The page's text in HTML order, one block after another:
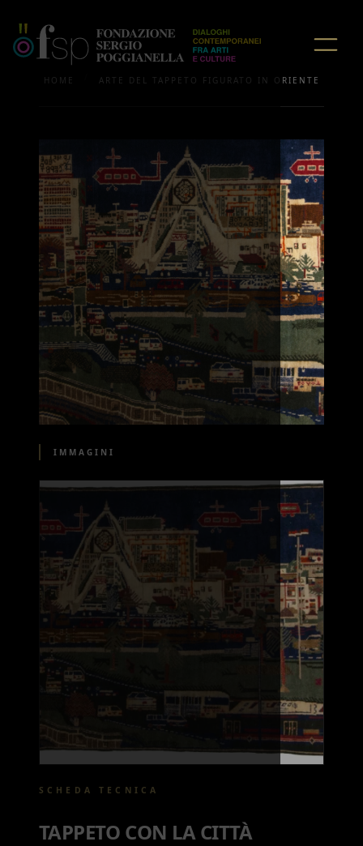
HOME ARTE DEL TAPPETO FIGURATO IN ORIENTE
IMMAGINI
SCHEDA TECNICA
TAPPETO CON LA CITTÀ